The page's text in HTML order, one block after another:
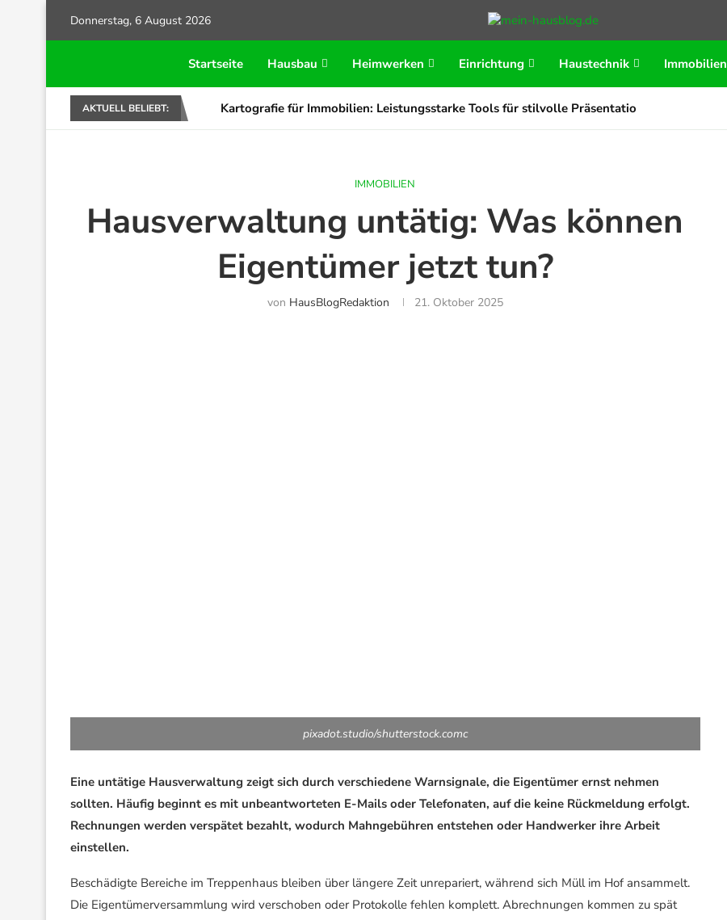
Donnerstag, 6 August 2026
Startseite Hausbau Heimwerken Einrichtung Haustechnik Immobilien
AKTUELL BELIEBT: Kartografie für Immobilien: Leistungsstarke Tools für stilvolle Präsentationen
IMMOBILIEN
Hausverwaltung untätig: Was können
Eigentümer jetzt tun?
von HausBlogRedaktion 21. Oktober 2025
pixadot.studio/shutterstock.comc
Eine untätige Hausverwaltung zeigt sich durch verschiedene Warnsignale, die Eigentümer ernst nehmen
sollten. Häufig beginnt es mit unbeantworteten E-Mails oder Telefonaten, auf die keine Rückmeldung erfolgt.
Rechnungen werden verspätet bezahlt, wodurch Mahngebühren entstehen oder Handwerker ihre Arbeit
einstellen.
Beschädigte Bereiche im Treppenhaus bleiben über längere Zeit unrepariert, während sich Müll im Hof ansammelt.
Die Eigentümerversammlung wird verschoben oder Protokolle fehlen komplett. Abrechnungen kommen zu spät